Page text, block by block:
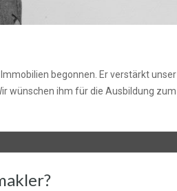
begonnen. Er verstärkt unser
wünschen ihm für die Ausbildung zum